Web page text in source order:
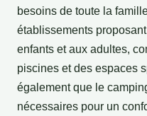
besoins de toute la
établissements
enfants et aux adultes,
piscines et des espaces
également que le
nécessaires pour un